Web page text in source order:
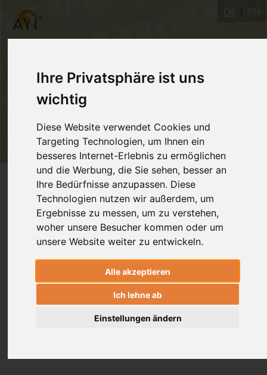
Ihre Privatsphäre ist uns
wichtig
Diese Website verwendet Cookies und
Targeting Technologien, um Ihnen ein
besseres Internet-Erlebnis zu ermöglichen
und die Werbung, die Sie sehen, besser an
Ihre Bedürfnisse anzupassen. Diese
Technologien nutzen wir außerdem, um
Ergebnisse zu messen, um zu verstehen,
woher unsere Besucher kommen oder um
unsere Website weiter zu entwickeln.
Alle akzeptieren
Ich lehne ab
Einstellungen ändern
Login
Passwort vergessen / Registrieren